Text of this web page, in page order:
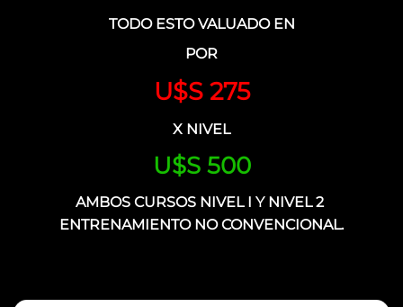
TODO ESTO VALUADO EN
POR
U$S 275
X NIVEL
U$S 500
AMBOS CURSOS NIVEL I Y NIVEL 2
ENTRENAMIENTO NO CONVENCIONAL.